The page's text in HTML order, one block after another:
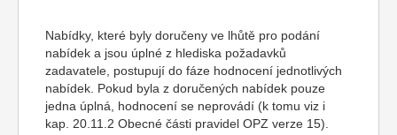
Nabídky, které byly doručeny ve lhůtě pro podání
nabídek a jsou úplné z hlediska požadavků
zadavatele, postupují do fáze hodnocení jednotlivých
nabídek. Pokud byla z doručených nabídek pouze
jedna úplná, hodnocení se neprovádí (k tomu viz i
kap. 20.11.2 Obecné části pravidel OPZ verze 15).